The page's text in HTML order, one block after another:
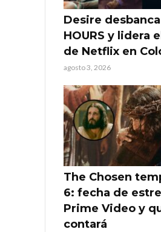
Desire
HOURS y lidera
de Netflix en
agosto 3, 2026
The Chosen
6: fecha de
Prime Video y
contará